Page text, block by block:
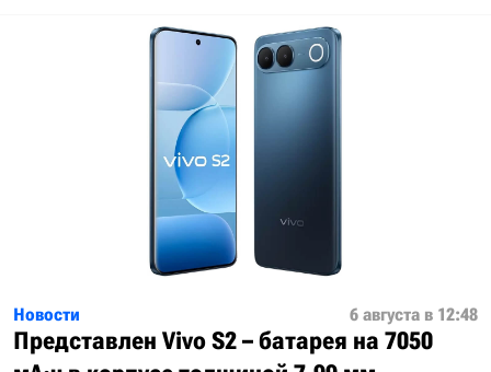
Новости 6 августа в 12:48
Представлен Vivo S2 – батарея на 7050